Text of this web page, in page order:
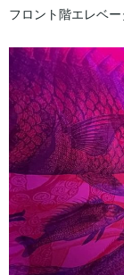
フロント階エレベー